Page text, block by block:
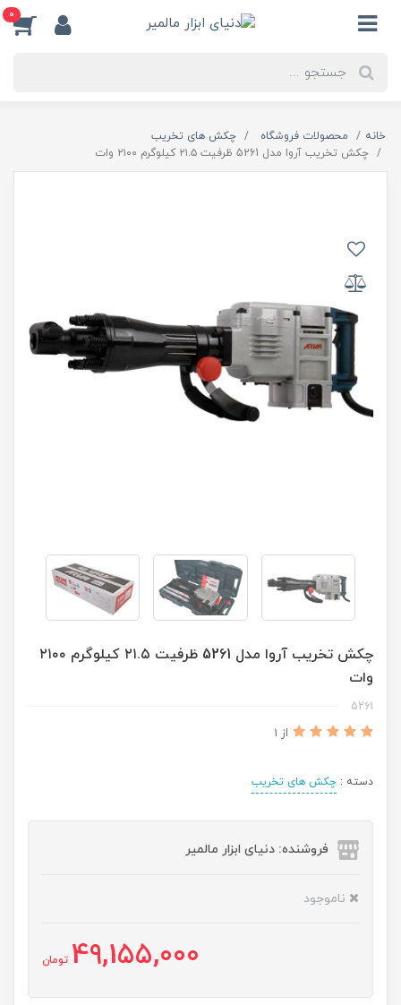
0
خانه محصولات فروشگاه
چکش های تخریب
چکش تخریب آروا مدل 5261 ظرفیت ۲۱.۵ کیلوگرم ۲۱۰۰ وات
چکش تخریب آروا مدل 5261 ظرفیت ۲۱.۵ کیلوگرم ۲۱۰۰
وات
5261
از 1
دسته : چکش های تخریب
فروشنده: دنیای ابزار مالمیر
ناموجود
49,155,000 تومان